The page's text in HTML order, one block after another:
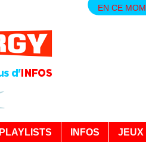
EN CE
PLAYLISTS INFOS JEUX